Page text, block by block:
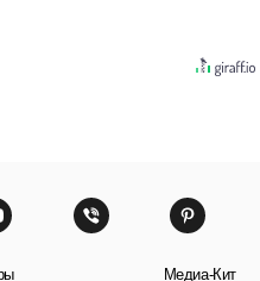
Медиа-Кит